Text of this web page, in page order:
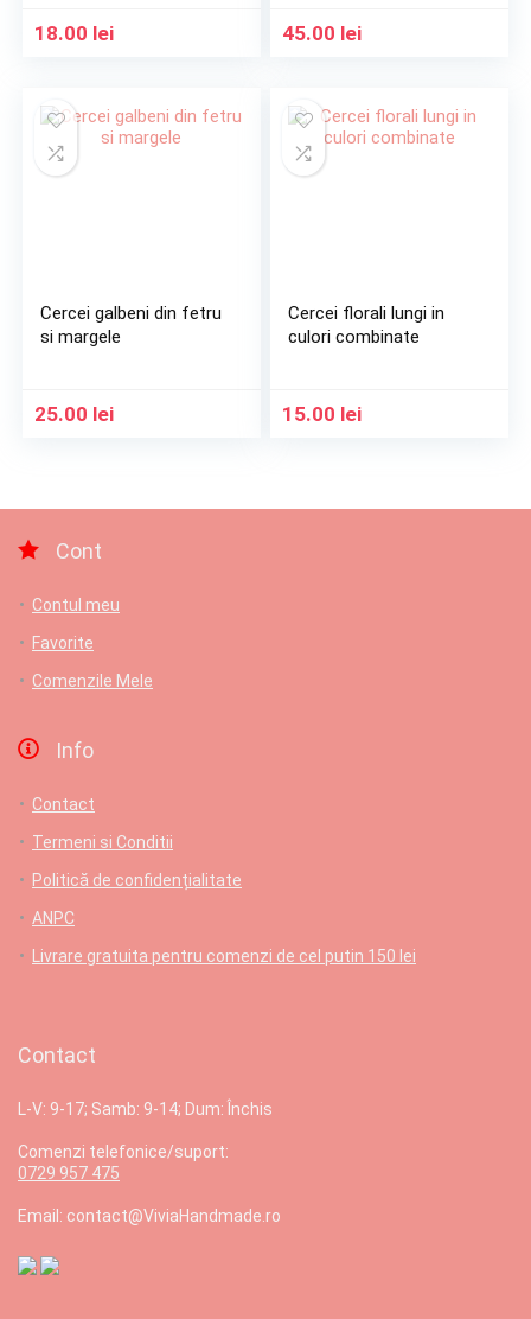
18.00 lei 45.00 lei
Cercei galbeni din fetru
si margele
25.00 lei
Cercei florali lungi in
culori combinate
15.00 lei
Cont
Contul meu
Favorite
Comenzile Mele
Info
Contact
Termeni si Conditii
Politică de confidențialitate
ANPC
Livrare gratuita pentru comenzi de cel putin 150 lei
Contact
L-V: 9-17; Samb: 9-14; Dum: Închis
Comenzi telefonice/suport:
0729 957 475
Email: contact@ViviaHandmade.ro